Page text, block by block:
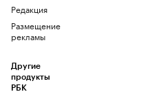
Редакция
Размещение
рекламы
Другие
продукты
РБК